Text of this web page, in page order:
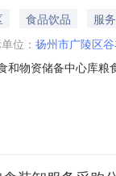
食品饮品
服务
位： 扬州市广陵区
和物资储备中心库粮